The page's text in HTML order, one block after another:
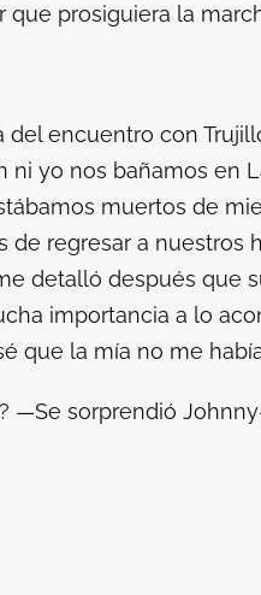
que prosiguiera la
del encuentro con
ni yo nos bañamos en
muertos de
de regresar a nuestros
detalló después que
importancia a lo
que la mía no me
—Se sorprendió